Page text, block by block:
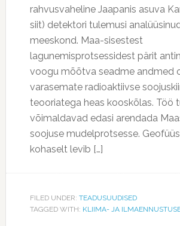
rahvusvaheline Jaapanis asuva
siit) detektori tulemusi
meeskond. Maa-sisestest
lagunemisprotsessidest pärit
voogu mõõtva seadme andmed
varasemate radioaktiivse
teooriatega heas kooskõlas. Töö
võimaldavad edasi arendada
soojuse mudelprotsesse.
kohaselt levib […]
FILED UNDER: TEADUSUUDISED
TAGGED WITH: KLIIMA- JA